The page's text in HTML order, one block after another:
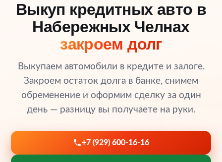
Выкуп кредитных авто в
Набережных Челнах
закроем долг
Выкупаем автомобили в кредите и залоге.
Закроем остаток долга в банке, снимем
обременение и оформим сделку за один
день — разницу вы получаете на руки.
+7 (929) 600-16-16